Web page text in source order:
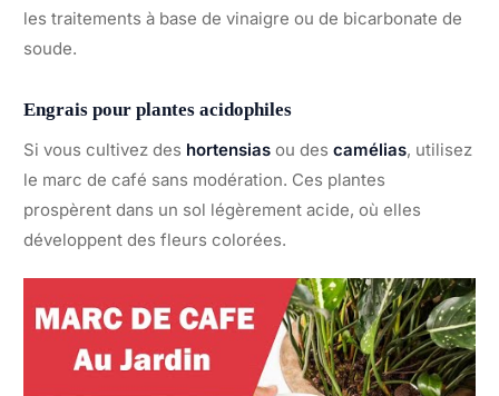
les traitements à base de vinaigre ou de bicarbonate de
soude.
Engrais pour plantes acidophiles
Si vous cultivez des hortensias ou des camélias, utilisez
le marc de café sans modération. Ces plantes
prospèrent dans un sol légèrement acide, où elles
développent des fleurs colorées.